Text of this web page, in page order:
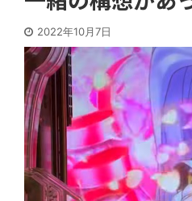
2022年10月7日